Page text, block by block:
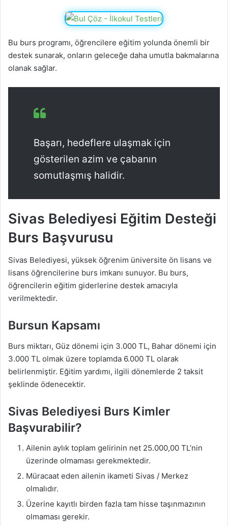
Bu burs programı, öğrencilere eğitim yolunda önemli bir
destek sunarak, onların geleceğe daha umutla bakmalarına
olanak sağlar.
Başarı, hedeflere ulaşmak için
gösterilen azim ve çabanın
somutlaşmış halidir.
Sivas Belediyesi Eğitim Desteği
Burs Başvurusu
Sivas Belediyesi, yüksek öğrenim üniversite ön lisans ve
lisans öğrencilerine burs imkanı sunuyor. Bu burs,
öğrencilerin eğitim giderlerine destek amacıyla
verilmektedir.
Bursun Kapsamı
Burs miktarı, Güz dönemi için 3.000 TL, Bahar dönemi için
3.000 TL olmak üzere toplamda 6.000 TL olarak
belirlenmiştir. Eğitim yardımı, ilgili dönemlerde 2 taksit
şeklinde ödenecektir.
Sivas Belediyesi Burs Kimler
Başvurabilir?
Ailenin aylık toplam gelirinin net 25.000,00 TL’nin
üzerinde olmaması gerekmektedir.
Müracaat eden ailenin ikameti Sivas / Merkez
olmalıdır.
Üzerine kayıtlı birden fazla tam hisse taşınmazının
olmaması gerekir.